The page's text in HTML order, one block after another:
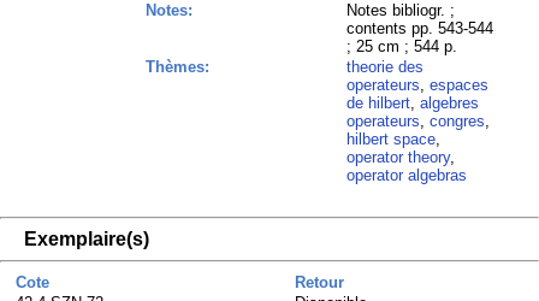
Notes:
Notes bibliogr. ;
contents pp. 543-544
; 25 cm ; 544 p.
Thèmes:
theorie des
operateurs,espaces
de hilbert,algebres
operateurs,congres,
hilbert space,
operator theory,
operator algebras
Exemplaire(s)
Cote
Retour